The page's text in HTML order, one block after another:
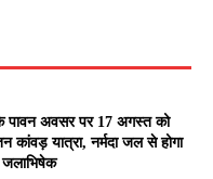
पावन अवसर पर 17 अगस्त को
कांवड़ यात्रा, नर्मदा जल से होगा